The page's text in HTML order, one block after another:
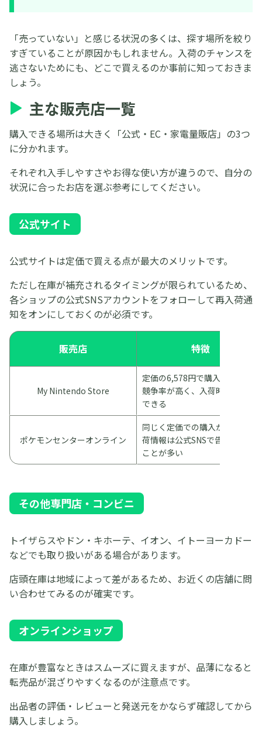
「売っていない」と感じる状況の多くは、探す場所を絞り
すぎていることが原因かもしれません。入荷のチャンスを
逃さないためにも、どこで買えるのか事前に知っておきま
しょう。
主な販売店一覧
購入できる場所は大きく「公式・EC・家電量販店」の3つ
に分かれます。
それぞれ入手しやすさやお得な使い方が違うので、自分の
状況に合ったお店を選ぶ参考にしてください。
公式サイト
公式サイトは定価で買える点が最大のメリットです。
ただし在庫が補充されるタイミングが限られているため、
各ショップの公式SNSアカウントをフォローして再入荷通
知をオンにしておくのが必須です。
販売店 特徴
My Nintendo Store
定価の6,578円で購入できる。
競争率が高く、入荷時のみ購入
できる
ポケモンセンターオンライン
同じく定価での購入が可能。入
荷情報は公式SNSで告知される
ことが多い
その他専門店・コンビニ
トイザらスやドン・キホーテ、イオン、イトーヨーカドー
などでも取り扱いがある場合があります。
店頭在庫は地域によって差があるため、お近くの店舗に問
い合わせてみるのが確実です。
オンラインショップ
在庫が豊富なときはスムーズに買えますが、品薄になると
転売品が混ざりやすくなるのが注意点です。
出品者の評価・レビューと発送元をかならず確認してから
購入しましょう。